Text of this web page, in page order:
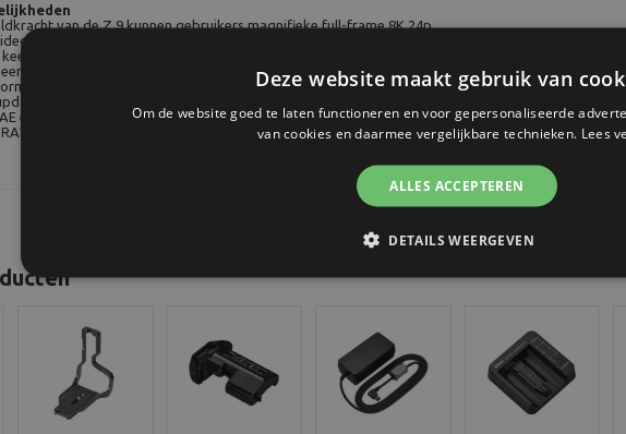
van de Z 9 kunnen gebruikers magnifieke full-frame 8K 24p
en time-lapse-video's in de camera opnemen. 8K-video-
gedurende ongeveer 125 minuten worden opgenomen, wat de
systeemcamera. Bovendien garandeert de compatibiliteit met
dat de Z 9 voldoet aan de vele eisen van videoproductie. En
maakt het mogelijk om RAW 8K-video in zeer vloeiende 60p
en oogdetectie AF ondersteunen wanneer je video's opneemt
indeling bestandsgrootten beheersbaar houdt.
Deze website maakt gebruik van
Om de website goed te laten functioneren en voor gepersonaliseerde
van cookies en daarmee vergelijkbare technieken. Lees
ALLES ACCEPTEREN
DETAILS WEERGEVEN